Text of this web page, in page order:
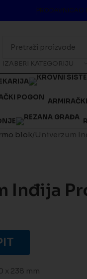
PRODAVNICAO
IZABERI KATEGORIJU
blok Univerzum
Inđija
x 238 mm